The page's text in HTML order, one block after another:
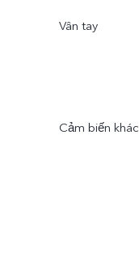
Vân tay
Cảm biến khác